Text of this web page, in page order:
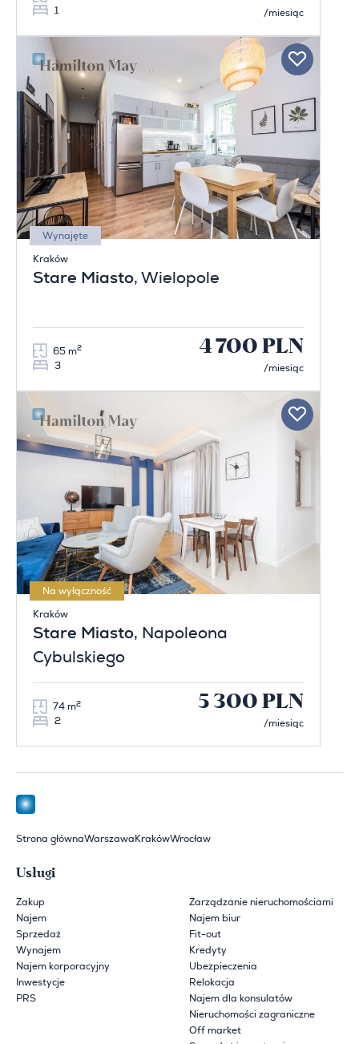
1
/miesiąc
Wynajęte
Kraków
Stare Miasto, Wielopole
65 m2
3
4 700 PLN
/miesiąc
Na wyłączność
Kraków
Stare Miasto, Napoleona
Cybulskiego
74 m2
2
5 300 PLN
/miesiąc
Strona głównaWarszawa KrakówWrocław
Usługi
Zakup
Najem
Sprzedaż
Wynajem
Najem korporacyjny
Inwestycje
PRS
Zarządzanie nieruchomościami
Najem biur
Fit-out
Kredyty
Ubezpieczenia
Relokacja
Najem dla konsulatów
Nieruchomości zagraniczne
Off market